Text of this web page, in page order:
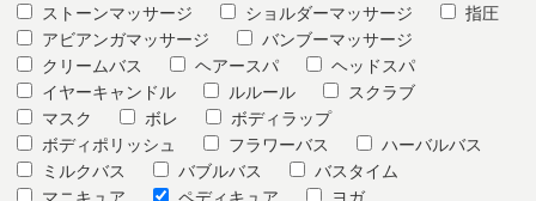
ストーンマッサージ
ショルダーマッサージ
指圧
アビアンガマッサージ
バンブーマッサージ
クリームバス
ヘアースパ
ヘッドスパ
イヤーキャンドル
ルルール
スクラブ
マスク
ボレ
ボディラップ
ボディポリッシュ
フラワーバス
ハーバルバス
ミルクバス
バブルバス
バスタイム